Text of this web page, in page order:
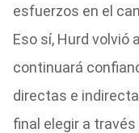
esfuerzos en el
Eso sí, Hurd volvió
continuará
directas e
final elegir a